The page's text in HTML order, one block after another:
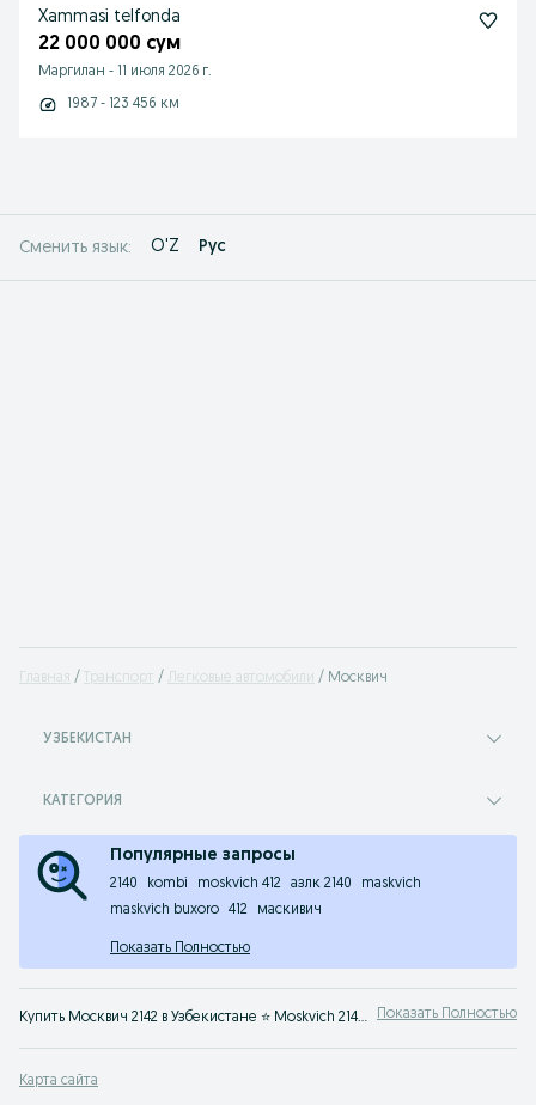
Xammasi telfonda
22 000 000 сум
Маргилан - 11 июля 2026 г.
1987 - 123 456 км
Сменить язык: O'Z Рус
Главная Транспорт Легковые автомобили Москвич
УЗБЕКИСТАН
КАТЕГОРИЯ
Популярные запросы
2140 kombi moskvich 412 азлк 2140
maskvich
maskvich buxoro
412 маскивич
Показать Полностью
Купить Москвич 2142 в Узбекистане ⭐ Moskvich 2142 цена бу ☝ Большой выбор автомобилей по выгодным ценам на OLX.uz Показать Полностью
Карта сайта